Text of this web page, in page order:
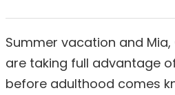
Summer vacation and
are taking full advantage
before adulthood comes